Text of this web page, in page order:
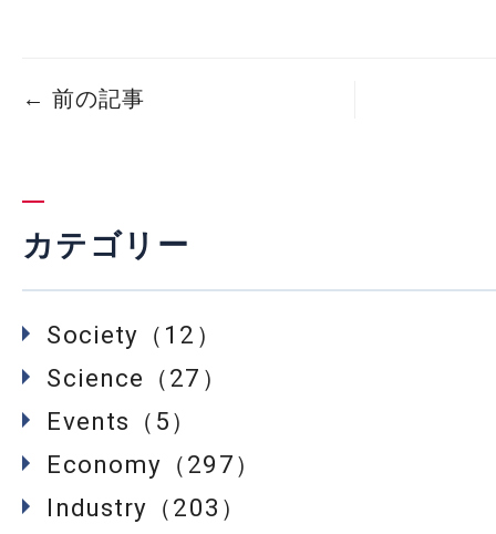
← 前の記事
カテゴリー
Society（12）
Science（27）
Events（5）
Economy（297）
Industry（203）